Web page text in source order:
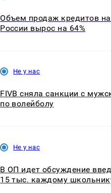
Объем продаж кредитов
России вырос на 64%
Не у нас
FIVB сняла санкции с
по волейболу
Не у нас
В ОП идет обсуждение
15 тыс. каждому